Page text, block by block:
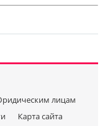
лицам
Карта сайта